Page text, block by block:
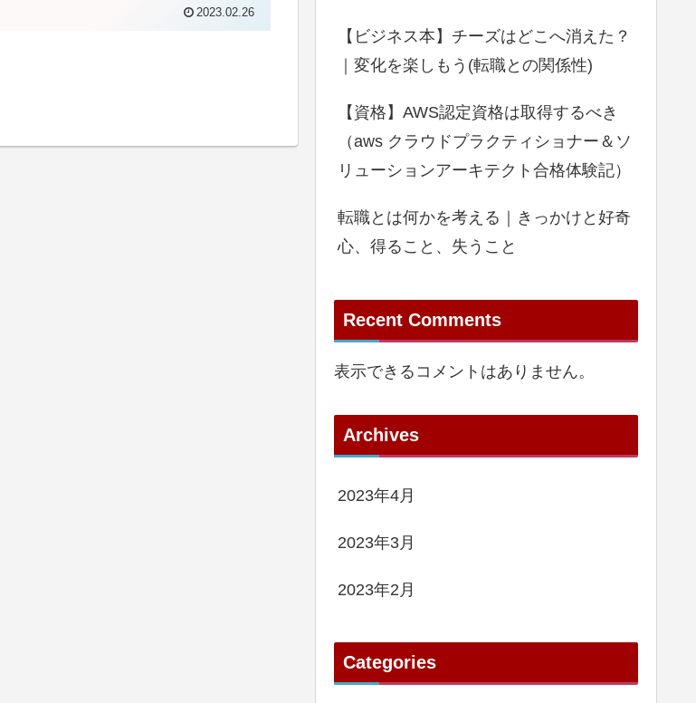
2023.02.26
【ビジネス本】チーズはどこへ消えた？
｜変化を楽しもう(転職との関係性)
【資格】AWS認定資格は取得するべき
（aws クラウドプラクティショナー＆ソ
リューションアーキテクト合格体験記）
転職とは何かを考える｜きっかけと好奇
心、得ること、失うこと
Recent Comments
表示できるコメントはありません。
Archives
2023年4月
2023年3月
2023年2月
Categories